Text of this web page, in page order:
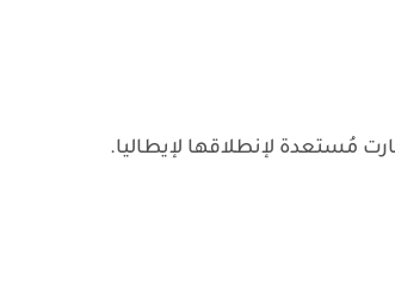
مُستعدة لإنطلاقها لإيطاليا.